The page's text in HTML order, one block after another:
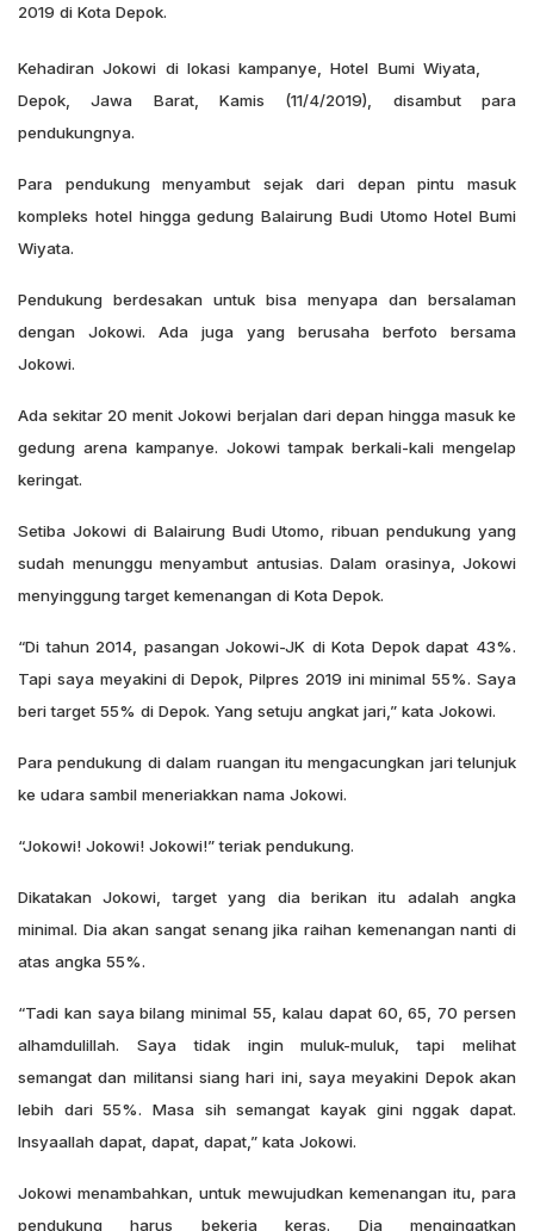
2019 di Kota Depok.
Kehadiran Jokowi di lokasi kampanye, Hotel Bumi Wiyata,
Depok, Jawa Barat, Kamis (11/4/2019), disambut para
pendukungnya.
Para pendukung menyambut sejak dari depan pintu masuk
kompleks hotel hingga gedung Balairung Budi Utomo Hotel Bumi
Wiyata.
Pendukung berdesakan untuk bisa menyapa dan bersalaman
dengan Jokowi. Ada juga yang berusaha berfoto bersama
Jokowi.
Ada sekitar 20 menit Jokowi berjalan dari depan hingga masuk ke
gedung arena kampanye. Jokowi tampak berkali-kali mengelap
keringat.
Setiba Jokowi di Balairung Budi Utomo, ribuan pendukung yang
sudah menunggu menyambut antusias. Dalam orasinya, Jokowi
menyinggung target kemenangan di Kota Depok.
“Di tahun 2014, pasangan Jokowi-JK di Kota Depok dapat 43%.
Tapi saya meyakini di Depok, Pilpres 2019 ini minimal 55%. Saya
beri target 55% di Depok. Yang setuju angkat jari,” kata Jokowi.
Para pendukung di dalam ruangan itu mengacungkan jari telunjuk
ke udara sambil meneriakkan nama Jokowi.
“Jokowi! Jokowi! Jokowi!” teriak pendukung.
Dikatakan Jokowi, target yang dia berikan itu adalah angka
minimal. Dia akan sangat senang jika raihan kemenangan nanti di
atas angka 55%.
“Tadi kan saya bilang minimal 55, kalau dapat 60, 65, 70 persen
alhamdulillah. Saya tidak ingin muluk-muluk, tapi melihat
semangat dan militansi siang hari ini, saya meyakini Depok akan
lebih dari 55%. Masa sih semangat kayak gini nggak dapat.
Insyaallah dapat, dapat, dapat,” kata Jokowi.
Jokowi menambahkan, untuk mewujudkan kemenangan itu, para
pendukung harus bekerja keras. Dia mengingatkan